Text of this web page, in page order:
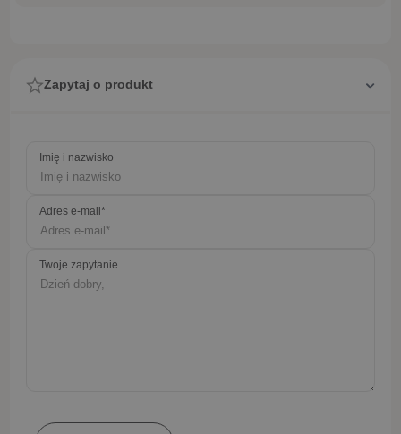
Zapytaj o produkt
Imię i nazwisko
Adres e-mail*
Twoje zapytanie